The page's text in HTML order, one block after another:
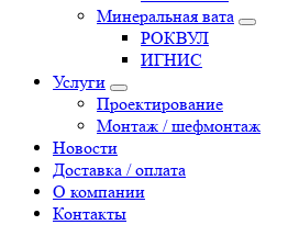
Минеральная вата
РОКВУЛ
ИГНИС
Услуги
Проектирование
Монтаж / шефмонтаж
Новости
Доставка / оплата
О компании
Контакты